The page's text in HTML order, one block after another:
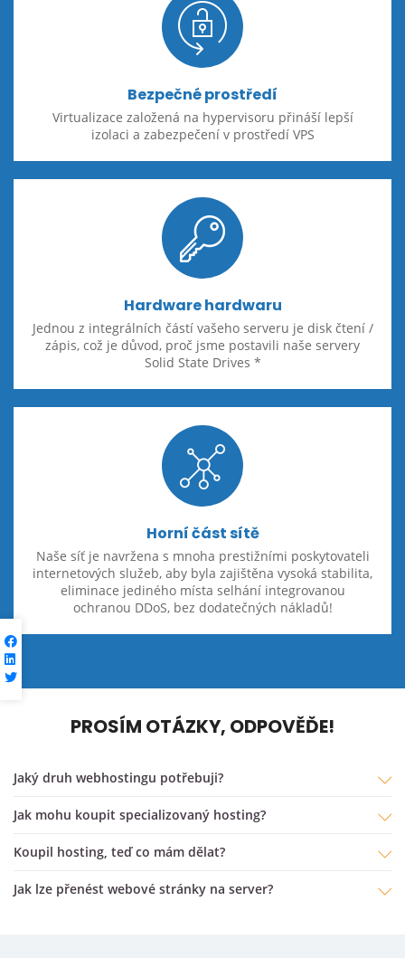
Bezpečné prostředí
Virtualizace založená na hypervisoru přináší lepší
izolaci a zabezpečení v prostředí VPS
Hardware hardwaru
Jednou z integrálních částí vašeho serveru je disk čtení /
zápis, což je důvod, proč jsme postavili naše servery
Solid State Drives *
Horní část sítě
Naše síť je navržena s mnoha prestižními poskytovateli
internetových služeb, aby byla zajištěna vysoká stabilita,
eliminace jediného místa selhání integrovanou
ochranou DDoS, bez dodatečných nákladů!
PROSÍM OTÁZKY, ODPOVĚĎE!
Jaký druh webhostingu potřebuji?
Jak mohu koupit specializovaný hosting?
koupil hosting, teď co mám dělat?
Jak lze přenést webové stránky na server?